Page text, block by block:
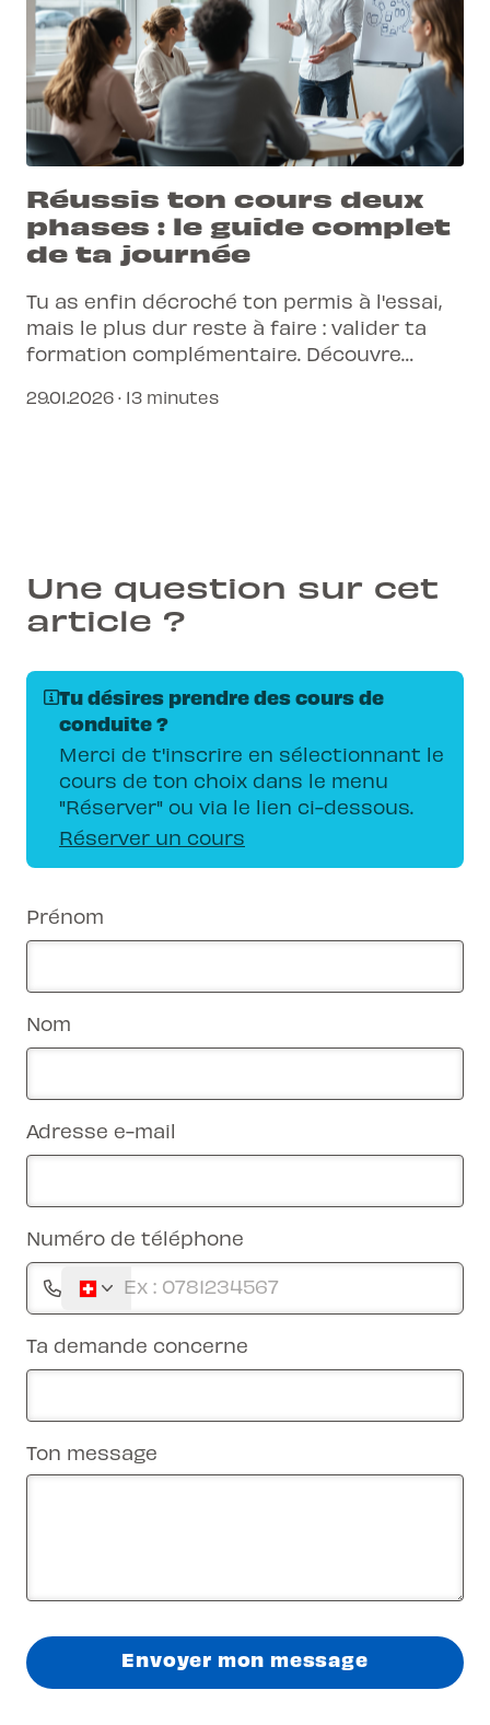
Réussis ton cours deux
phases : le guide complet
de ta journée
Tu as enfin décroché ton permis à l'essai,
mais le plus dur reste à faire : valider ta
formation complémentaire. Découvre
intensive pour transformer ton permis
29.01.2026 · 13 minutes
Une question sur cet
article ?
Tu désires prendre des cours de
conduite ?
Merci de t'inscrire en sélectionnant le
cours de ton choix dans le menu
"Réserver" ou via le lien ci-dessous.
Réserver un cours
Prénom
Nom
Adresse e-mail
Numéro de téléphone
Ta demande concerne
Ton message
Envoyer mon message